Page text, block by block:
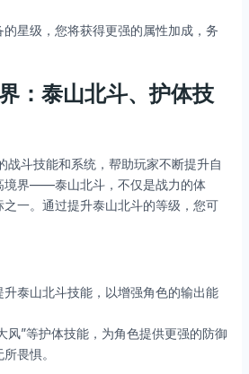
的星级，您将获得更强的属性加成，务
：泰山北斗、护体技
战斗技能和系统，帮助玩家不断提升自
境界——泰山北斗，不仅是战力的体
一。通过提升泰山北斗的等级，您可
泰山北斗技能，以增强角色的输出能
风”等护体技能，为角色提供更强的防御
畏惧。